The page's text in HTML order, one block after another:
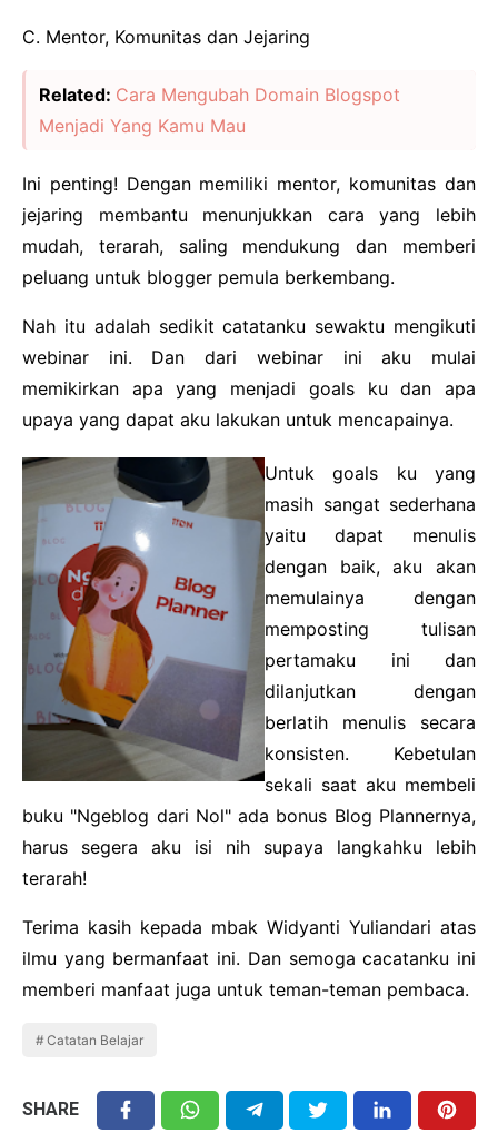
C. Mentor, Komunitas dan Jejaring
Related: Cara Mengubah Domain Blogspot
Menjadi Yang Kamu Mau
Ini penting! Dengan memiliki mentor, komunitas dan
jejaring membantu menunjukkan cara yang lebih
mudah, terarah, saling mendukung dan memberi
peluang untuk blogger pemula berkembang.
Nah itu adalah sedikit catatanku sewaktu mengikuti
webinar ini. Dan dari webinar ini aku mulai
memikirkan apa yang menjadi goals ku dan apa
upaya yang dapat aku lakukan untuk mencapainya.
Untuk goals ku yang
masih sangat sederhana
yaitu dapat menulis
dengan baik, aku akan
memulainya dengan
memposting tulisan
pertamaku ini dan
dilanjutkan dengan
berlatih menulis secara
konsisten. Kebetulan
sekali saat aku membeli
buku "Ngeblog dari Nol" ada bonus Blog Plannernya,
harus segera aku isi nih supaya langkahku lebih
terarah!
Terima kasih kepada mbak Widyanti Yuliandari atas
ilmu yang bermanfaat ini. Dan semoga cacatanku ini
memberi manfaat juga untuk teman-teman pembaca.
Catatan Belajar
SHARE